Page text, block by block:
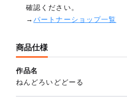
確認ください。
→パートナーショップ一覧
商品仕様
作品名
ねんどろいどどーる